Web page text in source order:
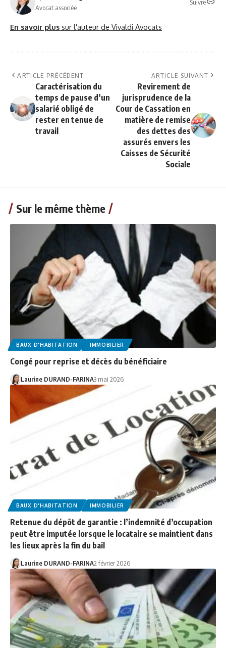
Avocat associée
Suivre
En savoir plus sur l'auteur de Vivaldi Avocats
ARTICLE PRÉCÉDENT
Caractérisation du
temps de pause d’un
salarié obligé de
rester en tenue de
travail
ARTICLE SUIVANT
Revirement de
jurisprudence de la
Cour de Cassation en
matière de remise
des dettes des
assurés envers les
Caisses de Sécurité
Sociale
Sur le même thème
BAUX D'HABITATION IMMOBILIER
Congé pour reprise et décès du bénéficiaire
Laurine DURAND-FARINA3 mai 2026
BAUX D'HABITATION IMMOBILIER
Retenue du dépôt de garantie : l’indemnité d’occupation
peut être imputée lorsque le locataire se maintient dans
les lieux après la fin du bail
Laurine DURAND-FARINA2 février 2026